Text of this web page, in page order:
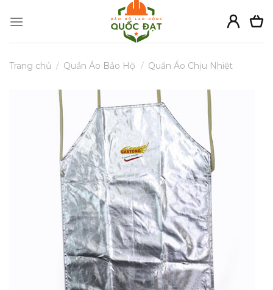
Trang chủ / Quần Áo Bảo Hộ / Quần Áo Chịu Nhiệt